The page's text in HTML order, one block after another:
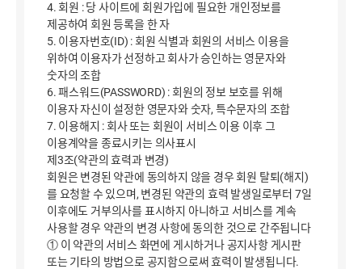
4. 회원 : 당 사이트에 회원가입에 필요한 개인정보를
제공하여 회원 등록을 한 자
5. 이용자번호(ID) : 회원 식별과 회원의 서비스 이용을
위하여 이용자가 선정하고 회사가 승인하는 영문자와
숫자의 조합
6. 패스워드(PASSWORD) : 회원의 정보 보호를 위해
이용자 자신이 설정한 영문자와 숫자, 특수문자의 조합
7. 이용해지 : 회사 또는 회원이 서비스 이용 이후 그
이용계약을 종료시키는 의사표시
제3조(약관의 효력과 변경)
회원은 변경된 약관에 동의하지 않을 경우 회원 탈퇴(해지)
를 요청할 수 있으며, 변경된 약관의 효력 발생일로부터 7일
이후에도 거부의사를 표시하지 아니하고 서비스를 계속
사용할 경우 약관의 변경 사항에 동의한 것으로 간주됩니다
① 이 약관의 서비스 화면에 게시하거나 공지사항 게시판
또는 기타의 방법으로 공지함으로써 효력이 발생됩니다.